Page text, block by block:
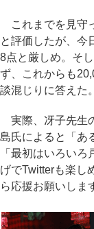
これまでを見守
と評価したが、今
8点と厳しめ。そ
ず、これからも
談混じりに答えた。
実際、冴子先生
島氏によると「あ
「最初はいろい
げでTwitterも楽し
ら応援お願いしま